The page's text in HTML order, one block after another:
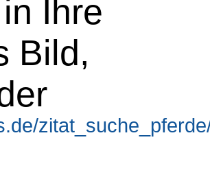
Ihre
Bild,